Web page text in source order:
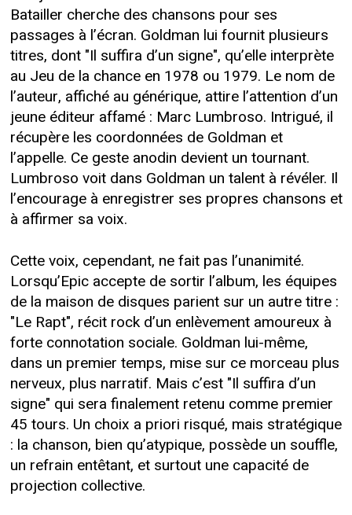
Batailler cherche des chansons pour ses
passages à l’écran. Goldman lui fournit plusieurs
titres, dont "Il suffira d’un signe", qu’elle interprète
au Jeu de la chance en 1978 ou 1979. Le nom de
l’auteur, affiché au générique, attire l’attention d’un
jeune éditeur affamé : Marc Lumbroso. Intrigué, il
récupère les coordonnées de Goldman et
l’appelle. Ce geste anodin devient un tournant.
Lumbroso voit dans Goldman un talent à révéler. Il
l’encourage à enregistrer ses propres chansons et
à affirmer sa voix.
Cette voix, cependant, ne fait pas l’unanimité.
Lorsqu’Epic accepte de sortir l’album, les équipes
de la maison de disques parient sur un autre titre :
"Le Rapt", récit rock d’un enlèvement amoureux à
forte connotation sociale. Goldman lui-même,
dans un premier temps, mise sur ce morceau plus
nerveux, plus narratif. Mais c’est "Il suffira d’un
signe" qui sera finalement retenu comme premier
45 tours. Un choix a priori risqué, mais stratégique
: la chanson, bien qu’atypique, possède un souffle,
un refrain entêtant, et surtout une capacité de
projection collective.